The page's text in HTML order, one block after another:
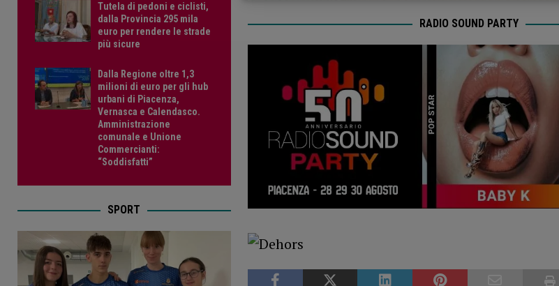
RADIO SOUND PARTY
Tutela di pedoni e ciclisti,
dalla Provincia 295 mila
euro per rendere le strade
più sicure
Dalla Regione oltre 1,3
milioni di euro per gli hub
urbani di Piacenza,
Vernasca e Calendasco.
Amministrazione
comunale e Unione
Commercianti:
“Soddisfatti”
SPORT